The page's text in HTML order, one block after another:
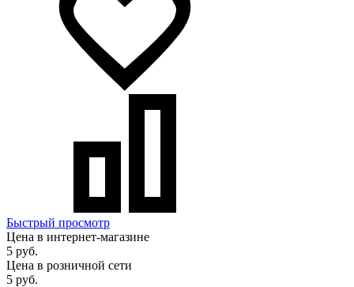
Быстрый просмотр
Цена в интернет-магазине
5 руб.
Цена в розничной сети
5 руб.